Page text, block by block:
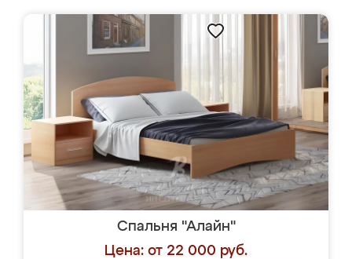
Спальня "Алайн"
Цена: от 22 000 руб.